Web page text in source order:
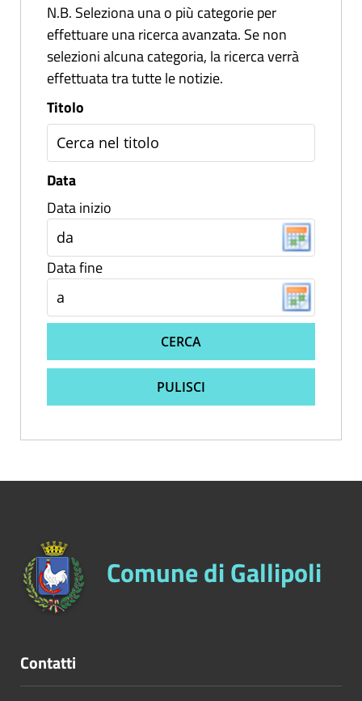
N.B. Seleziona una o più categorie per
effettuare una ricerca avanzata. Se non
selezioni alcuna categoria, la ricerca verrà
effettuata tra tutte le notizie.
Titolo
Data
Data inizio
Data fine
CERCA
PULISCI
Comune di Gallipoli
Contatti